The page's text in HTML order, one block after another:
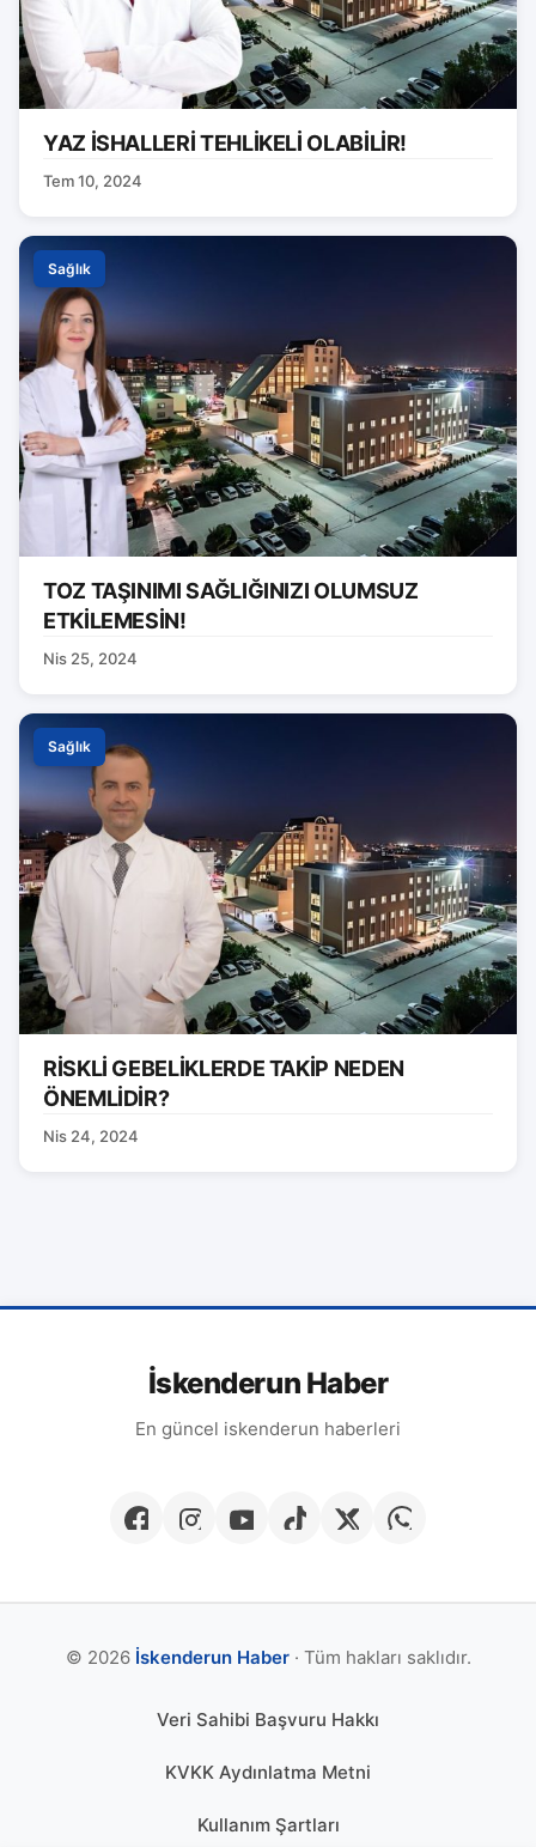
YAZ İSHALLERİ TEHLİKELİ OLABİLİR!
Tem 10, 2024
Sağlık
TOZ TAŞINIMI SAĞLIĞINIZI OLUMSUZ
ETKİLEMESİN!
Nis 25, 2024
Sağlık
RİSKLİ GEBELİKLERDE TAKİP NEDEN
ÖNEMLİDİR?
Nis 24, 2024
İskenderun Haber
En güncel iskenderun haberleri
© 2026 İskenderun Haber· Tüm hakları saklıdır.
Veri Sahibi Başvuru Hakkı
KVKK Aydınlatma Metni
Kullanım Şartları